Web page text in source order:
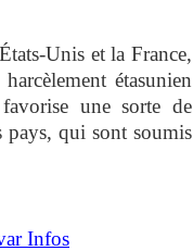
Unis et la France,
étasunien
une sorte de
pays, qui sont soumis
Infos